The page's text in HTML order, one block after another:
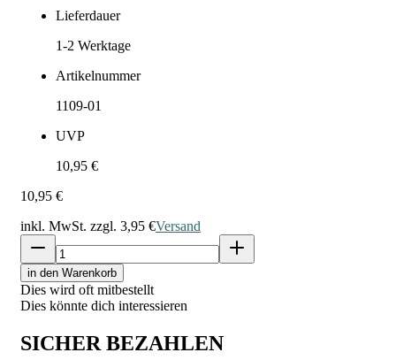
Lieferdauer
1-2 Werktage
Artikelnummer
1109-01
UVP
10,95 €
10,95 €
inkl. MwSt. zzgl. 3,95 €Versand
in den Warenkorb
Dies wird oft mitbestellt
Dies könnte dich interessieren
SICHER BEZAHLEN